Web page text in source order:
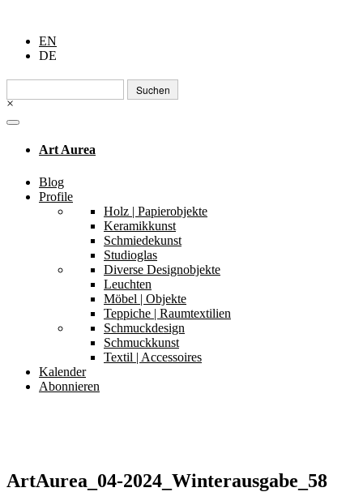
EN
DE
Suchen
nach:
×
Art Aurea
Blog
Profile
Holz | Papierobjekte
Keramikkunst
Schmiedekunst
Studioglas
Diverse Designobjekte
Leuchten
Möbel | Objekte
Teppiche | Raumtextilien
Schmuckdesign
Schmuckkunst
Textil | Accessoires
Kalender
Abonnieren
ArtAurea_04-2024_Winterausgabe_58